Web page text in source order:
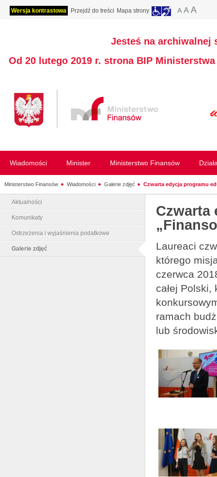
Wersja kontrastowa Przejdź do treści Mapa strony
Jesteś na archiwalnej
Od 20 lutego 2019 r. strona BIP
Wiadomości Minister Ministerstwo Finansów
Ministerstwo Finansów Wiadomości Galerie zdjęć Czwarta edycja programu
Aktualności
Komunikaty
Ostrzeżenia i wyjaśnienia podatkowe
Galerie zdjęć
Czwarta
Laureaci
którego
czerwca
całej
ramach
lub